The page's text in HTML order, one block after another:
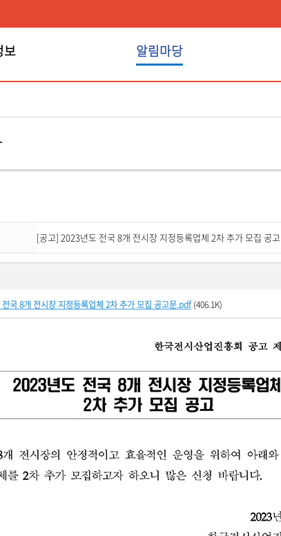
보 알림마당
[공고] 2023년도 전국 8개 전시장 지정등록업체 2차 추가 모집 공고
국 8개 전시장 지정등록업체 2차 추가 모집 공고문.pdf(406.1K)